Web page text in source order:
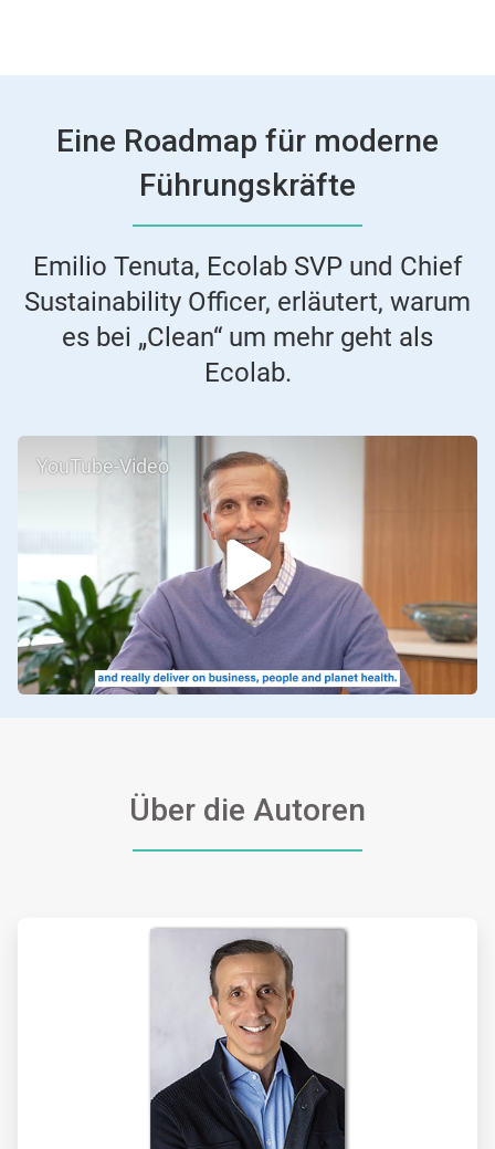
Eine Roadmap für moderne
Führungskräfte
Emilio Tenuta, Ecolab SVP und Chief
Sustainability Officer, erläutert, warum
es bei „Clean“ um mehr geht als
Ecolab.
YouTube-Video
Über die Autoren